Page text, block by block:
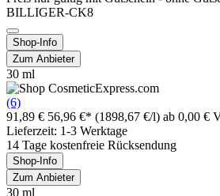
BILLIGER-CK8
Shop-Info
Zum Anbieter
30 ml
(6)
91,89 € 56,96 €* (1898,67 €/l) ab 0,00 €
Lieferzeit: 1-3 Werktage
14 Tage kostenfreie Rücksendung
Shop-Info
Zum Anbieter
30 ml